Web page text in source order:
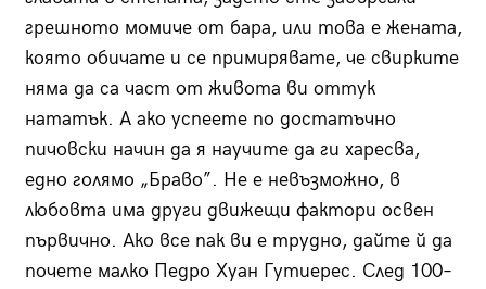
грешното момиче от бара, или това е жената,
която обичате и се примирявате, че свирките
няма да са част от живота ви оттук
нататък. А ако успеете по достатъчно
пичовски начин да я научите да ги харесва,
едно голямо „Браво”. Не е невъзможно, в
любовта има други движещи фактори освен
първично. Ако все пак ви е трудно, дайте й да
почете малко Педро Хуан Гутиерес. След 100–